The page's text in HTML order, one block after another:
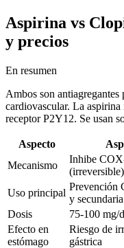
Aspirina vs
y precios
En resumen
Ambos son antiagregantes
cardiovascular. La
receptor P2Y12. Se usan
Aspecto
Mecanismo
Inhibe
(irreversible)
Uso principal
Prevención
y secundaria
Dosis
75-100 mg/
Efecto en
estómago
Riesgo de
gástrica